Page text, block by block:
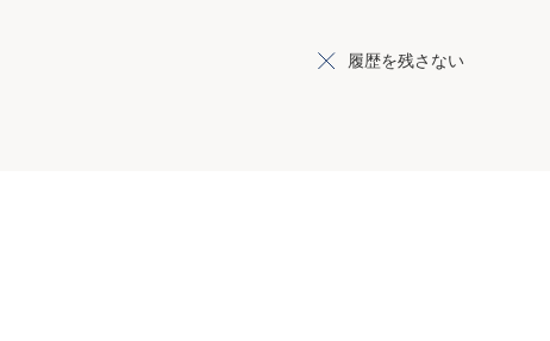
履歴を残さない